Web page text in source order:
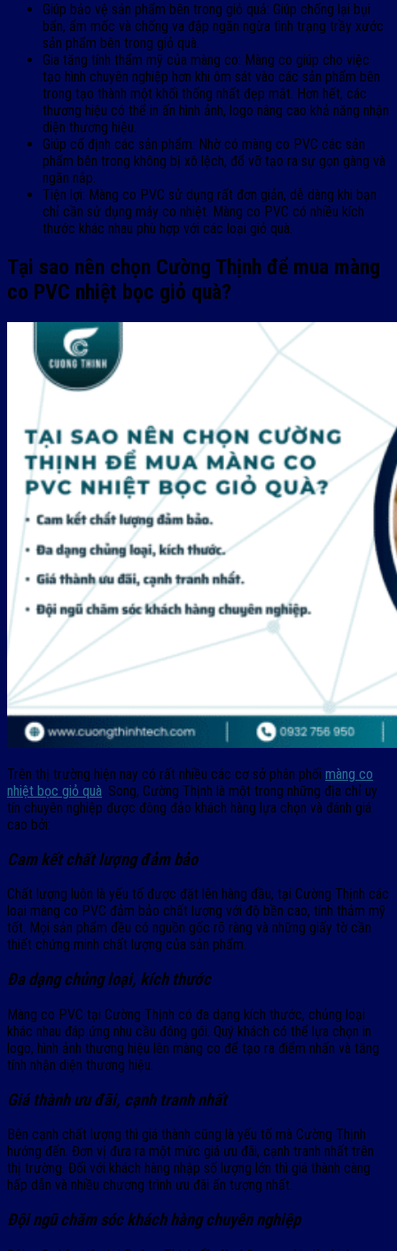
Giúp bảo vệ sản phẩm bên trong giỏ quả: Giúp chống lại bụi
bẩn, ẩm mốc và chống va đập ngăn ngừa tình trạng trầy xước
sản phẩm bên trong giỏ quà.
Gia tăng tính thẩm mỹ của màng co: Màng co giúp cho việc
tạo hình chuyên nghiệp hơn khi ôm sát vào các sản phẩm bên
trong tạo thành một khối thống nhất đẹp mắt. Hơn hết, các
thương hiệu có thể in ấn hình ảnh, logo nâng cao khả năng nhận
diện thương hiệu.
Giúp cố định các sản phẩm: Nhờ có màng co PVC các sản
phẩm bên trong không bị xô lệch, đổ vỡ tạo ra sự gọn gàng và
ngăn nắp.
Tiện lợi: Màng co PVC sử dụng rất đơn giản, dễ dàng khi bạn
chỉ cần sử dụng máy co nhiệt. Màng co PVC có nhiều kích
thước khác nhau phù hợp với các loại giỏ quà.
Tại sao nên chọn Cường Thịnh để mua màng
co PVC nhiệt bọc giỏ quà?
Trên thị trường hiện nay có rất nhiều các cơ sở phân phối màng co
nhiệt bọc giỏ quà. Song, Cường Thịnh là một trong những địa chỉ uy
tín chuyên nghiệp được đông đảo khách hàng lựa chọn và đánh giá
cao bởi:
Cam kết chất lượng đảm bảo
Chất lượng luôn là yếu tố được đặt lên hàng đầu, tại Cường Thịnh các
loại màng co PVC đảm bảo chất lượng với độ bền cao, tính thảm mỹ
tốt. Mọi sản phẩm đều có nguồn gốc rõ ràng và những giấy tờ cần
thiết chứng minh chất lượng của sản phẩm.
Đa dạng chủng loại, kích thước
Màng co PVC tại Cường Thịnh có đa dạng kích thước, chủng loại
khác nhau đáp ứng nhu cầu đóng gói. Quý khách có thể lựa chọn in
logo, hình ảnh thương hiệu lên màng co để tạo ra điểm nhấn và tăng
tính nhận diện thương hiệu.
Giá thành ưu đãi, cạnh tranh nhất
Bên cạnh chất lượng thì giá thành cũng là yếu tố mà Cường Thịnh
hướng đến. Đơn vị đưa ra một mức giá ưu đãi, cạnh tranh nhất trên
thị trường. Đối với khách hàng nhập số lượng lớn thì giá thành càng
hấp dẫn và nhiều chương trình ưu đãi ấn tượng nhất.
Đội ngũ chăm sóc khách hàng chuyên nghiệp